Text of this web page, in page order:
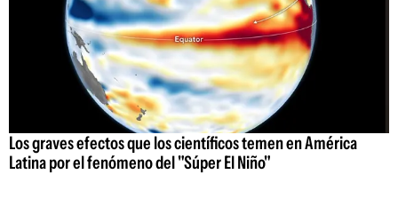
Los graves efectos que los científicos temen en América
Latina por el fenómeno del "Súper El Niño"